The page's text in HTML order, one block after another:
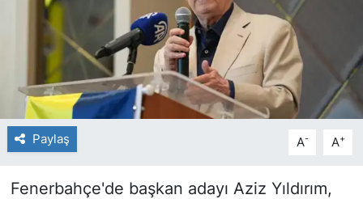
Paylaş A- A+
Fenerbahçe'de başkan adayı Aziz Yıldırım,